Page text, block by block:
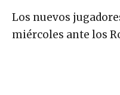
Los nuevos
miércoles ante los